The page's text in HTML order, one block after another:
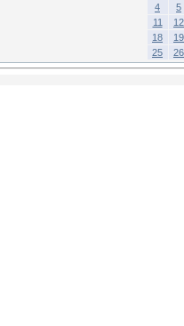
4
5
11
12
18
19
25
26